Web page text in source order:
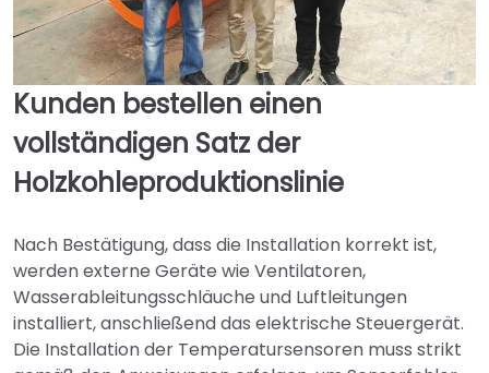
Kunden bestellen einen
vollständigen Satz der
Holzkohleproduktionslinie
Nach Bestätigung, dass die Installation korrekt ist,
werden externe Geräte wie Ventilatoren,
Wasserableitungsschläuche und Luftleitungen
installiert, anschließend das elektrische Steuergerät.
Die Installation der Temperatursensoren muss strikt